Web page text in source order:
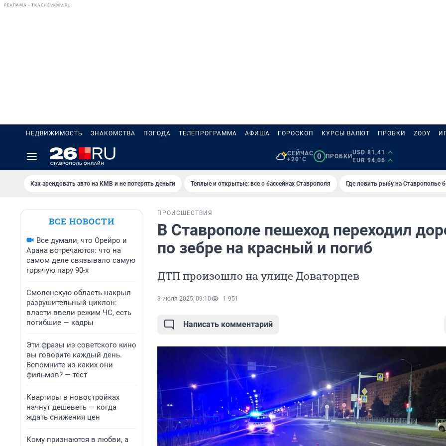
РЕКЛАМА • TKACHEVKMV.RU
НЕДВИЖИМОСТЬ ЗНАКОМСТВА ПОГОДА ТЕЛЕПРОГРАММА АФИША ГОРОСКОП КУРСЫ ВАЛЮТ ПРОБКИ ZODY
СЕЙЧАС
+20°C
0 ПРОБКИ
USD 81,41
EUR 94,06
Как арендовать авто на КМВ и не потерять деньги Теплые и открытые: все о бассейнах Ставрополя Где ловить рыбу на Ставрополье
ВСЕ НОВОСТИ
Все думали, что Орейро и
Арана встречаются: что на
самом деле связывало самую
горячую пару 90-х
Смоленскую область накрыл
разрушительный циклон:
власти ввели режим ЧС, есть
погибшие — кадры
Эти фразы из советского кино
вы говорите каждый день.
Вспомните из каких они
фильмов? — тест
Квартиры в новостройках
начнут дешеветь — когда
ждать снижения цен
Кому признаются в любви, а
ПРОИСШЕСТВИЯ
В Ставрополе пешеход переходил
по зебре на красный и погиб
ДТП произошло на улице Доваторцев
3 июля 2025, 09:10 1 951
Написать комментарий